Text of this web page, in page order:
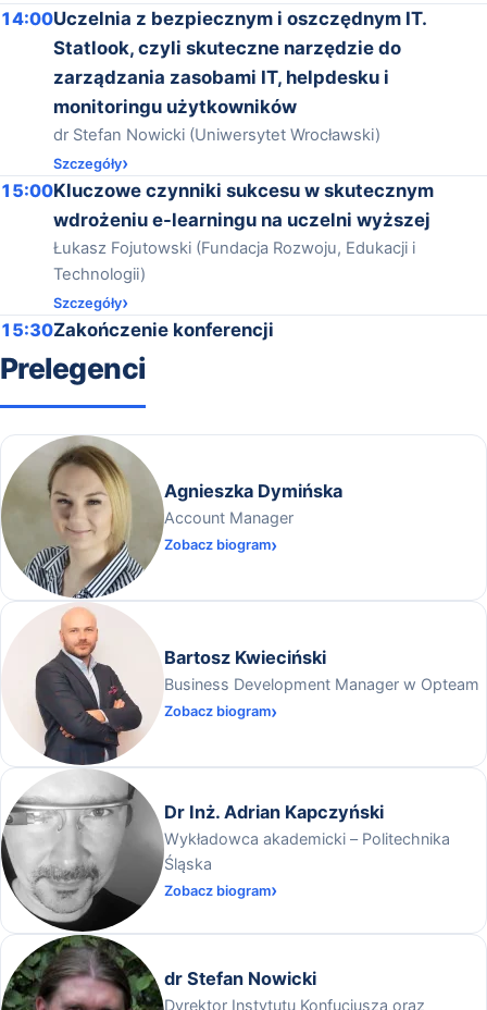
14:00Uczelnia z bezpiecznym i oszczędnym IT.
Statlook, czyli skuteczne narzędzie do
zarządzania zasobami IT, helpdesku i
monitoringu użytkowników
dr Stefan Nowicki (Uniwersytet Wrocławski)
Szczegóły
15:00Kluczowe czynniki sukcesu w skutecznym
wdrożeniu e-learningu na uczelni wyższej
Łukasz Fojutowski (Fundacja Rozwoju, Edukacji i
Technologii)
Szczegóły
15:30Zakończenie konferencji
Prelegenci
Agnieszka Dymińska
Account Manager
Zobacz biogram
Bartosz Kwieciński
Business Development Manager w Opteam
Zobacz biogram
Dr Inż. Adrian Kapczyński
Wykładowca akademicki – Politechnika
Śląska
Zobacz biogram
dr Stefan Nowicki
Dyrektor Instytutu Konfucjusza oraz